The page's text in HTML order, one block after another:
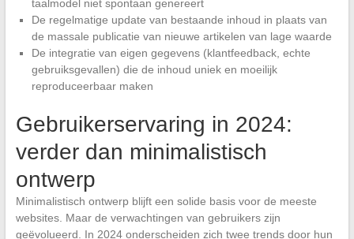
taalmodel niet spontaan genereert
De regelmatige update van bestaande inhoud in plaats van
de massale publicatie van nieuwe artikelen van lage waarde
De integratie van eigen gegevens (klantfeedback, echte
gebruiksgevallen) die de inhoud uniek en moeilijk
reproduceerbaar maken
Gebruikerservaring in 2024:
verder dan minimalistisch
ontwerp
Minimalistisch ontwerp blijft een solide basis voor de meeste
websites. Maar de verwachtingen van gebruikers zijn
geëvolueerd. In 2024 onderscheiden zich twee trends door hun